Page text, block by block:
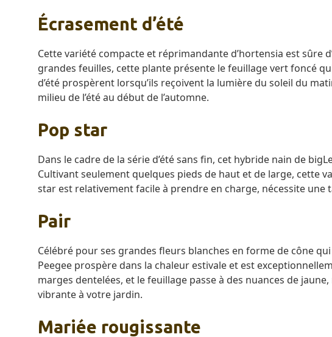
Écrasement d’été
Cette variété compacte et réprimandante d’hortensia est sûre
grandes feuilles, cette plante présente le feuillage vert foncé
d’été prospèrent lorsqu’ils reçoivent la lumière du soleil du
milieu de l’été au début de l’automne.
Pop star
Dans le cadre de la série d’été sans fin, cet hybride nain de
Cultivant seulement quelques pieds de haut et de large, cette
star est relativement facile à prendre en charge, nécessite une
Pair
Célébré pour ses grandes fleurs blanches en forme de cône
Peegee prospère dans la chaleur estivale et est
marges dentelées, et le feuillage passe à des nuances de
vibrante à votre jardin.
Mariée rougissante